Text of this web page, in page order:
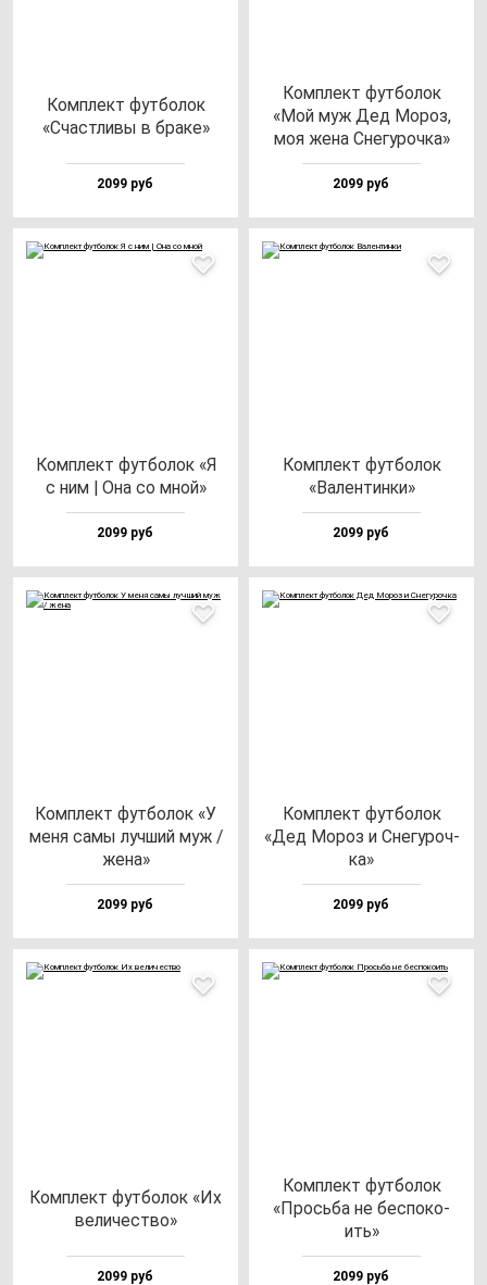
Ком­плект фут­бо­лок
«Счас­тли­вы в бра­ке»
2099 руб
Ком­плект фут­бо­лок
«Мой муж Дед Мороз,
моя же­на Сне­гу­роч­ка»
2099 руб
Ком­плект фут­бо­лок «Я
с ним | Она со мной»
2099 руб
Ком­плект фут­бо­лок
«Вален­тин­ки»
2099 руб
Ком­плект фут­бо­лок «У
ме­ня са­мы луч­ший муж /
же­на»
2099 руб
Ком­плект фут­бо­лок
«Дед Мороз и Сне­гу­роч­
ка»
2099 руб
Ком­плект фут­бо­лок «Их
ве­ли­чес­тво»
2099 руб
Ком­плект фут­бо­лок
«Прось­ба не бес­по­ко­
ить»
2099 руб